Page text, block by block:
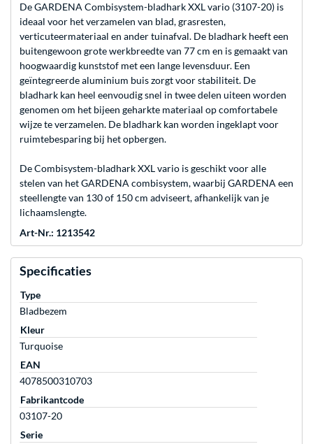
De GARDENA Combisystem-bladhark XXL vario (3107-20) is
ideaal voor het verzamelen van blad, grasresten,
verticuteermateriaal en ander tuinafval. De bladhark heeft een
buitengewoon grote werkbreedte van 77 cm en is gemaakt van
hoogwaardig kunststof met een lange levensduur. Een
geïntegreerde aluminium buis zorgt voor stabiliteit. De
bladhark kan heel eenvoudig snel in twee delen uiteen worden
genomen om het bijeen geharkte materiaal op comfortabele
wijze te verzamelen. De bladhark kan worden ingeklapt voor
ruimtebesparing bij het opbergen.
De Combisystem-bladhark XXL vario is geschikt voor alle
stelen van het GARDENA combisystem, waarbij GARDENA een
steellengte van 130 of 150 cm adviseert, afhankelijk van je
lichaamslengte.
Art-Nr.: 1213542
Specificaties
Type
Bladbezem
Kleur
Turquoise
EAN
4078500310703
Fabrikantcode
03107-20
Serie